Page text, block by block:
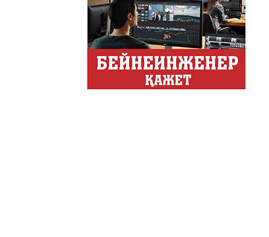
АНТИХАЙП
Хайп – это шумиха,
телезрителями и
Деловые новости
Обзор событий деловой